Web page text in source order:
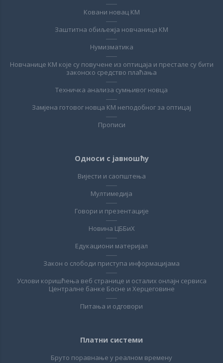
Ковани новац КМ
Заштитна обиљежја новчаница КМ
Нумизматика
Новчанице КМ које су повучене из оптицаја и престале су бити
законско средство плаћања
Техничка анализа сумњивог новца
Замјена готовог новца КМ неподобног за оптицај
Прописи
Односи с јавношћу
Вијести и саопштења
Мултимедија
Говори и презентације
Новина ЦББиХ
Едукациони материјал
Закон о слободи приступа информацијама
Услови коришћења веб странице и осталих онлајн сервиса
Централне банке Босне и Херцеговине
Питања и одговори
Платни системи
Бруто поравнање у реалном времену